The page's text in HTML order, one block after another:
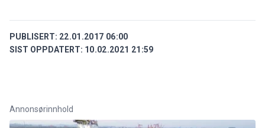
PUBLISERT: 22.01.2017 06:00
SIST OPPDATERT: 10.02.2021 21:59
Annonsørinnhold